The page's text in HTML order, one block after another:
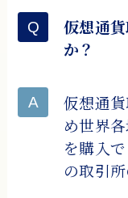
仮想通
か？
仮想通
め世界
を購入
の取引